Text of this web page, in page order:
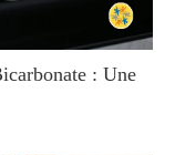
: Une